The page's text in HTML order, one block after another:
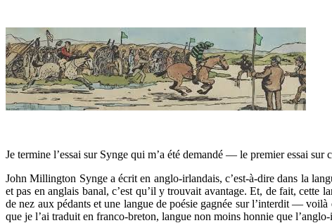
Je termine l’essai sur Synge qui m’a été demandé — le premier essai
John Millington Synge a écrit en anglo-irlandais, c’est-à-dire dans la
et pas en anglais banal, c’est qu’il y trouvait avantage. Et, de fait, cette
de nez aux pédants et une langue de poésie gagnée sur l’interdit —
que je l’ai traduit en franco-breton, langue non moins honnie que